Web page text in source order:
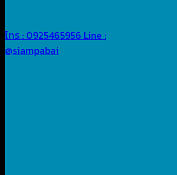
โทร : 0925465956 Line :
@siampabai